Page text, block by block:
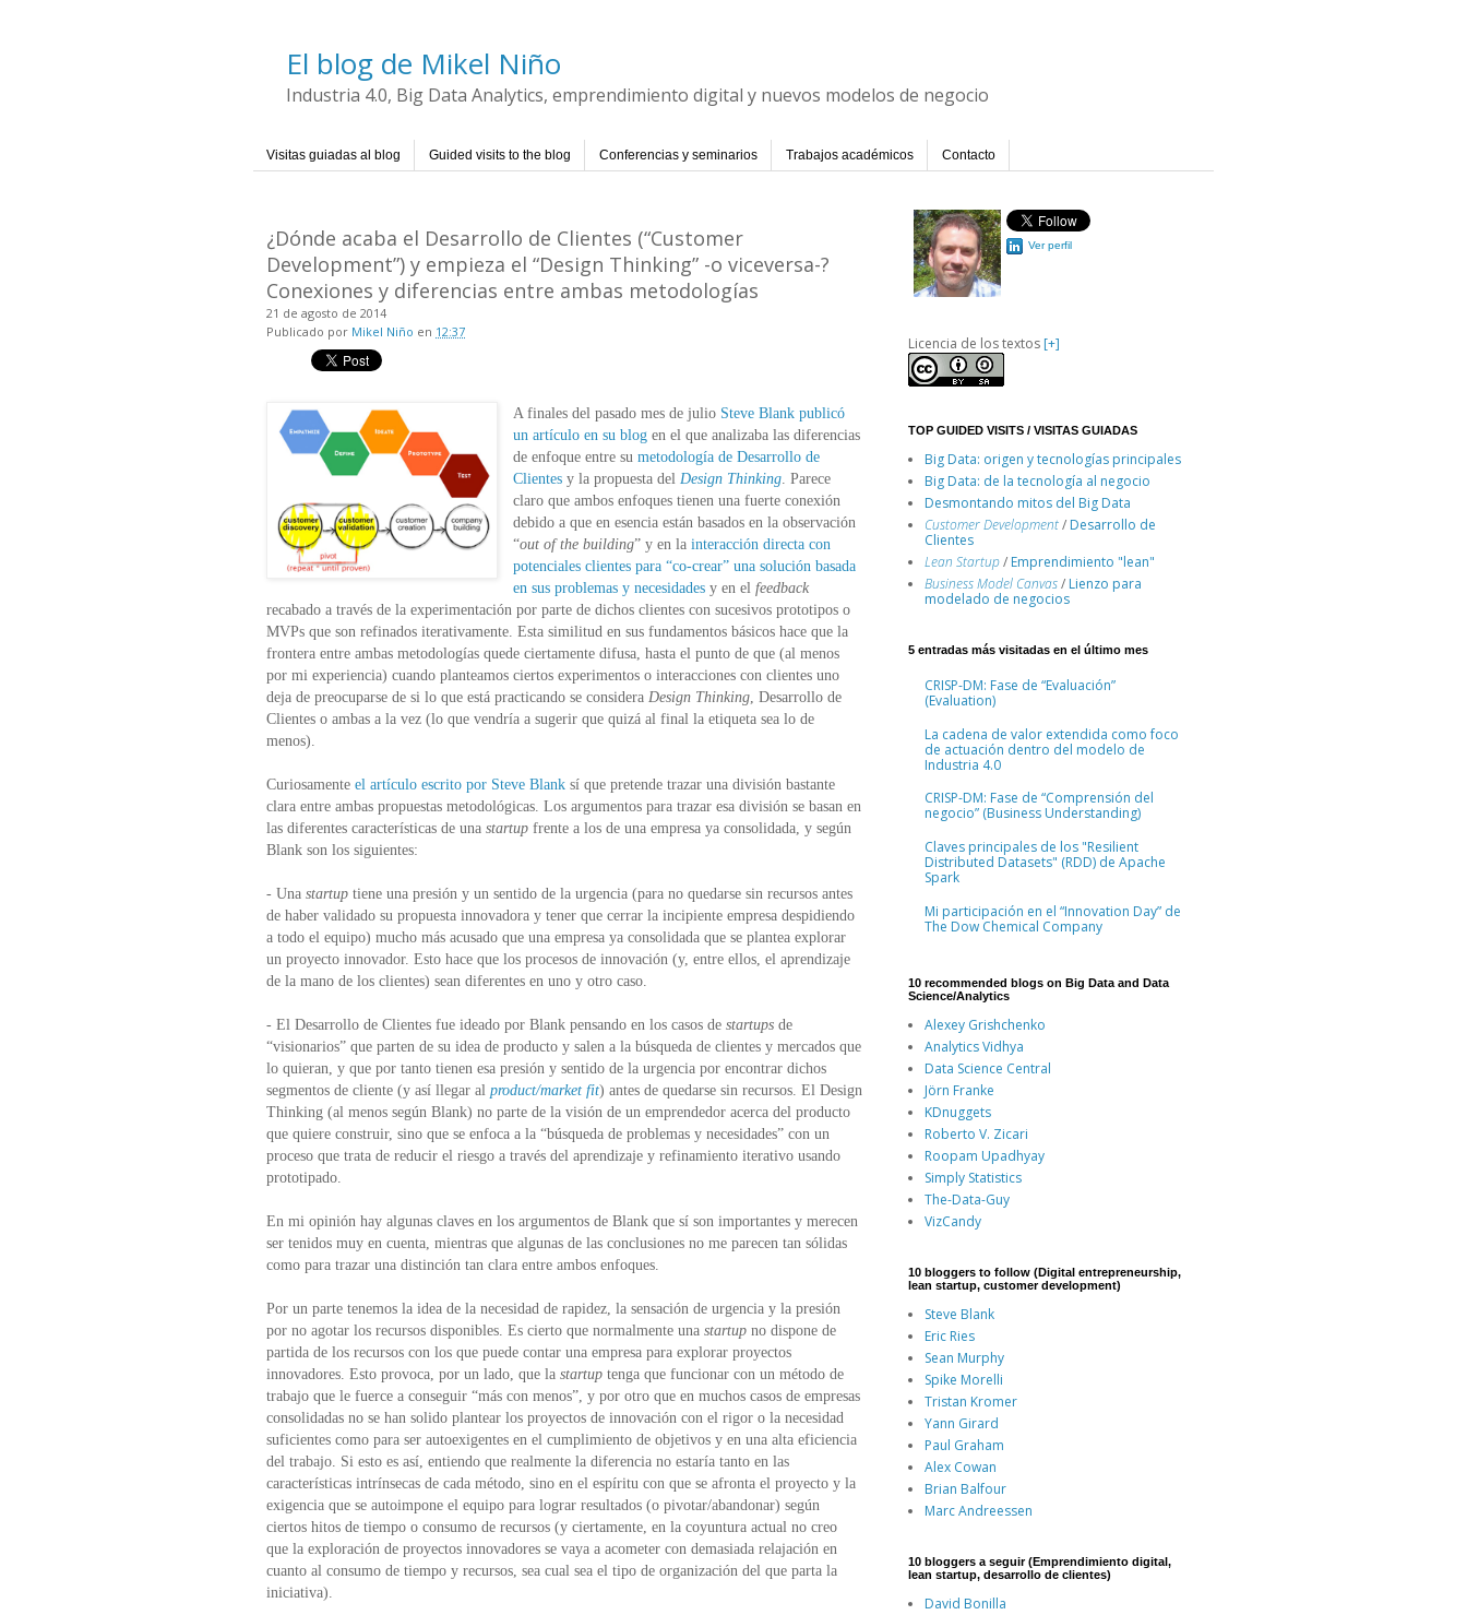
El blog de Mikel Niño
Industria 4.0, Big Data Analytics, emprendimiento digital y nuevos modelos de negocio
Visitas guiadas al blog Guided visits to the blog Conferencias y seminarios Trabajos académicos Contacto
¿Dónde acaba el Desarrollo de Clientes (“Customer
Development”) y empieza el “Design Thinking” -o viceversa-?
Conexiones y diferencias entre ambas metodologías
21 de agosto de 2014
Publicado por Mikel Niño en 12:37
A finales del pasado mes de julio Steve Blank publicó
un artículo en su blog en el que analizaba las diferencias
de enfoque entre su metodología de Desarrollo de
Clientes y la propuesta del Design Thinking. Parece
claro que ambos enfoques tienen una fuerte conexión
debido a que en esencia están basados en la observación
“out of the building” y en la interacción directa con
potenciales clientes para “co-crear” una solución basada
en sus problemas y necesidades y en el feedback
recabado a través de la experimentación por parte de dichos clientes con sucesivos prototipos o
MVPs que son refinados iterativamente. Esta similitud en sus fundamentos básicos hace que la
frontera entre ambas metodologías quede ciertamente difusa, hasta el punto de que (al menos
por mi experiencia) cuando planteamos ciertos experimentos o interacciones con clientes uno
deja de preocuparse de si lo que está practicando se considera Design Thinking, Desarrollo de
Clientes o ambas a la vez (lo que vendría a sugerir que quizá al final la etiqueta sea lo de
menos).
Curiosamente el artículo escrito por Steve Blank sí que pretende trazar una división bastante
clara entre ambas propuestas metodológicas. Los argumentos para trazar esa división se basan en
las diferentes características de una startup frente a los de una empresa ya consolidada, y según
Blank son los siguientes:
- Una startup tiene una presión y un sentido de la urgencia (para no quedarse sin recursos antes
de haber validado su propuesta innovadora y tener que cerrar la incipiente empresa despidiendo
a todo el equipo) mucho más acusado que una empresa ya consolidada que se plantea explorar
un proyecto innovador. Esto hace que los procesos de innovación (y, entre ellos, el aprendizaje
de la mano de los clientes) sean diferentes en uno y otro caso.
- El Desarrollo de Clientes fue ideado por Blank pensando en los casos de startups de
“visionarios” que parten de su idea de producto y salen a la búsqueda de clientes y mercados que
lo quieran, y que por tanto tienen esa presión y sentido de la urgencia por encontrar dichos
segmentos de cliente (y así llegar al product/market fit) antes de quedarse sin recursos. El Design
Thinking (al menos según Blank) no parte de la visión de un emprendedor acerca del producto
que quiere construir, sino que se enfoca a la “búsqueda de problemas y necesidades” con un
proceso que trata de reducir el riesgo a través del aprendizaje y refinamiento iterativo usando
prototipado.
En mi opinión hay algunas claves en los argumentos de Blank que sí son importantes y merecen
ser tenidos muy en cuenta, mientras que algunas de las conclusiones no me parecen tan sólidas
como para trazar una distinción tan clara entre ambos enfoques.
Por un parte tenemos la idea de la necesidad de rapidez, la sensación de urgencia y la presión
por no agotar los recursos disponibles. Es cierto que normalmente una startup no dispone de
partida de los recursos con los que puede contar una empresa para explorar proyectos
innovadores. Esto provoca, por un lado, que la startup tenga que funcionar con un método de
trabajo que le fuerce a conseguir “más con menos”, y por otro que en muchos casos de empresas
consolidadas no se han solido plantear los proyectos de innovación con el rigor o la necesidad
suficientes como para ser autoexigentes en el cumplimiento de objetivos y en una alta eficiencia
del trabajo. Si esto es así, entiendo que realmente la diferencia no estaría tanto en las
características intrínsecas de cada método, sino en el espíritu con que se afronta el proyecto y la
exigencia que se autoimpone el equipo para lograr resultados (o pivotar/abandonar) según
ciertos hitos de tiempo o consumo de recursos (y ciertamente, en la coyuntura actual no creo
que la exploración de proyectos innovadores se vaya a acometer con demasiada relajación en
cuanto al consumo de tiempo y recursos, sea cual sea el tipo de organización del que parta la
iniciativa).
Ver perfil
Licencia de los textos [+]
TOP GUIDED VISITS / VISITAS GUIADAS
Big Data: origen y tecnologías principales
Big Data: de la tecnología al negocio
Desmontando mitos del Big Data
Customer Development/ Desarrollo de
Clientes
Lean Startup/ Emprendimiento "lean"
Business Model Canvas/ Lienzo para
modelado de negocios
5 entradas más visitadas en el último mes
CRISP-DM: Fase de “Evaluación”
(Evaluation)
La cadena de valor extendida como foco
de actuación dentro del modelo de
Industria 4.0
CRISP-DM: Fase de “Comprensión del
negocio” (Business Understanding)
Claves principales de los "Resilient
Distributed Datasets" (RDD) de Apache
Spark
Mi participación en el “Innovation Day” de
The Dow Chemical Company
10 recommended blogs on Big Data and Data
Science/Analytics
Alexey Grishchenko
Analytics Vidhya
Data Science Central
Jörn Franke
KDnuggets
Roberto V. Zicari
Roopam Upadhyay
Simply Statistics
The-Data-Guy
VizCandy
10 bloggers to follow (Digital entrepreneurship,
lean startup, customer development)
Steve Blank
Eric Ries
Sean Murphy
Spike Morelli
Tristan Kromer
Yann Girard
Paul Graham
Alex Cowan
Brian Balfour
Marc Andreessen
10 bloggers a seguir (Emprendimiento digital,
lean startup, desarrollo de clientes)
David Bonilla